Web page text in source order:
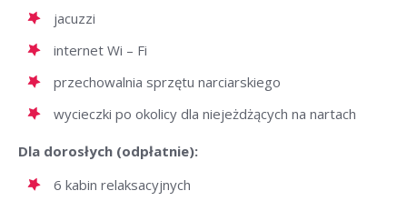
jacuzzi
internet Wi – Fi
przechowalnia sprzętu narciarskiego
wycieczki po okolicy dla niejeżdżących na nartach
Dla dorosłych (odpłatnie):
6 kabin relaksacyjnych